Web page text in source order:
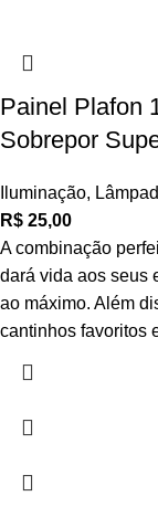
Painel Plafon
Sobrepor
Iluminação,
R$ 25,00
A combinação
dará vida aos seus
ao máximo. Além
cantinhos favoritos